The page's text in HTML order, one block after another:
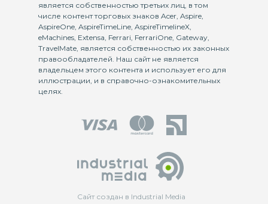
является собственностью третьих лиц, в том
числе контент торговых знаков Acer, Aspire,
AspireOne, AspireTimeLine, AspireTimelineX,
eMachines, Extensa, Ferrari, FerrariOne, Gateway,
TravelMate, является собственностью их законных
правообладателей. Наш сайт не является
владельцем этого контента и использует его для
иллюстрации, и в справочно-ознакомительных
целях.
Сайт создан в Industrial Media